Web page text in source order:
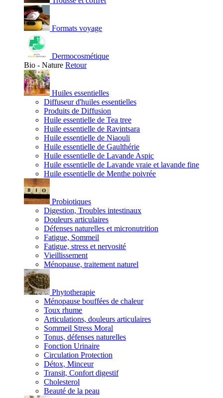
Formats voyage
Dermocosmétique
Bio - Nature Retour
Huiles essentielles
Diffuseur d'huiles essentielles
Produits de Diffusion
Huile essentielle de Tea tree
Huile essentielle de Ravintsara
Huile essentielle de Niaouli
Huile essentielle de Gaulthérie
Huile essentielle de Lavande Aspic
Huile essentielle de Lavande vraie et lavande fine
Huile essentielle de Menthe poivrée
Probiotiques
Digestion, Troubles intestinaux
Douleurs articulaires
Défenses naturelles et micronutrition
Fatigue, Sommeil
Fatigue, stress et nervosité
Vieillissement
Ménopause, traitement naturel
Phytotherapie
Ménopause bouffées de chaleur
Toux rhume
Articulations, douleurs articulaires
Sommeil Stress Moral
Tonus, défenses naturelles
Fonction Urinaire
Circulation Protection
Détox, Minceur
Transit, Confort digestif
Cholesterol
Beauté de la peau